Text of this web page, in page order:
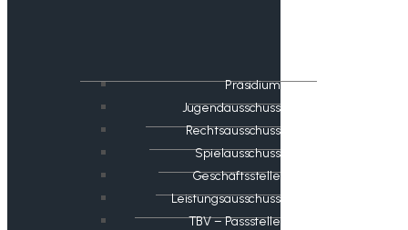
Präsidium
Jugendausschuss
Rechtsausschuss
Spielausschuss
Geschäftsstelle
Leistungsausschuss
TBV – Passstelle